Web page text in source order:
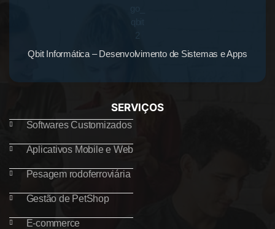
Qbit Informática – Desenvolvimento de Sistemas e Apps
SERVIÇOS
Softwares Customizados
Aplicativos Mobile e Web
Pesagem rodoferroviária
Gestão de PetShop
E-commerce